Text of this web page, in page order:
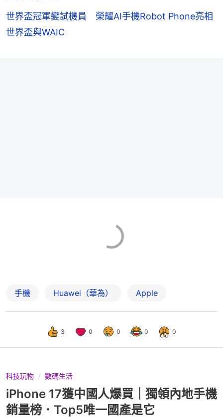
世界盃冠軍變試機員 榮耀AI手機Robot Phone亮相
世界盃與WAIC
手機 Huawei（華為） Apple
3 0 0 0 0
科技玩物 數碼生活
iPhone 17獲中國人爆買｜獨領內地手機
銷量榜．Top5唯一國產是它